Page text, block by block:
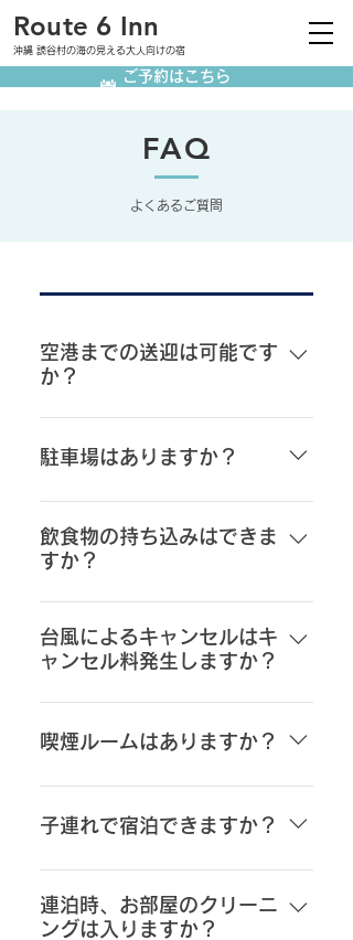
Route 6 Inn
沖縄 読谷村の海の見える大人向けの宿
ご予約はこちら
FAQ
よくあるご質問
空港までの送迎は可能です
か？
空港への送迎は行っておりませ
ん。レンタカーもしくは路線バス
ス停は「読谷バスターミナル」で
す。 尚、バス停までのお迎えは可
能です。
駐車場はありますか？
施設前に駐車場がございますので
ご利用ください。駐車場は無料で
す。
飲食物の持ち込みはできま
すか？
飲食物の持ち込みは可能です。お
持ちいただいた飲食物はお部屋ま
たは共有スペースでお取りくださ
台風によるキャンセルはキ
ャンセル料発生しますか？
台風などの自然災害で飛行機が欠
航した場合など、キャンセル料は
致します。※但し連絡をいただけ
ない場合は、キャンセル料発生し
ます。
喫煙ルームはありますか？
館内は全て禁煙となっておりま
す。ご協力宜しくお願い致しま
子連れで宿泊できますか？
当施設は原則として中学生以下の
お子様の宿泊をご遠慮いただいて
おります。 施設内にプール、客室
連泊時、お部屋のクリーニ
ングは入りますか？